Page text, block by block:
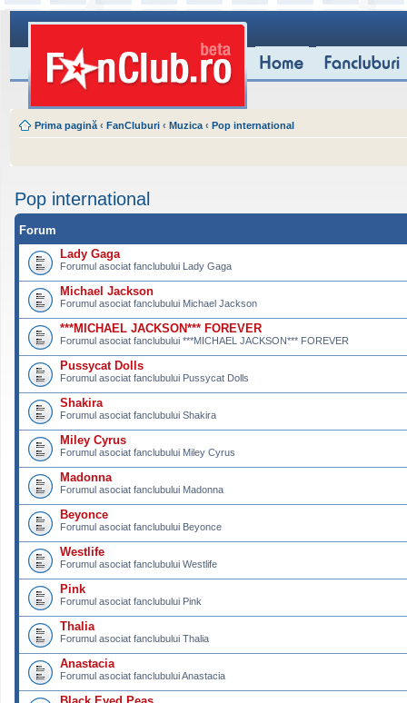
Prima pagină ‹ FanCluburi ‹ Muzica ‹ Pop international
Pop international
Forum
Lady Gaga
Forumul asociat fanclubului Lady Gaga
Michael Jackson
Forumul asociat fanclubului Michael Jackson
***MICHAEL JACKSON*** FOREVER
Forumul asociat fanclubului ***MICHAEL JACKSON*** FOREVER
Pussycat Dolls
Forumul asociat fanclubului Pussycat Dolls
Shakira
Forumul asociat fanclubului Shakira
Miley Cyrus
Forumul asociat fanclubului Miley Cyrus
Madonna
Forumul asociat fanclubului Madonna
Beyonce
Forumul asociat fanclubului Beyonce
Westlife
Forumul asociat fanclubului Westlife
Pink
Forumul asociat fanclubului Pink
Thalia
Forumul asociat fanclubului Thalia
Anastacia
Forumul asociat fanclubului Anastacia